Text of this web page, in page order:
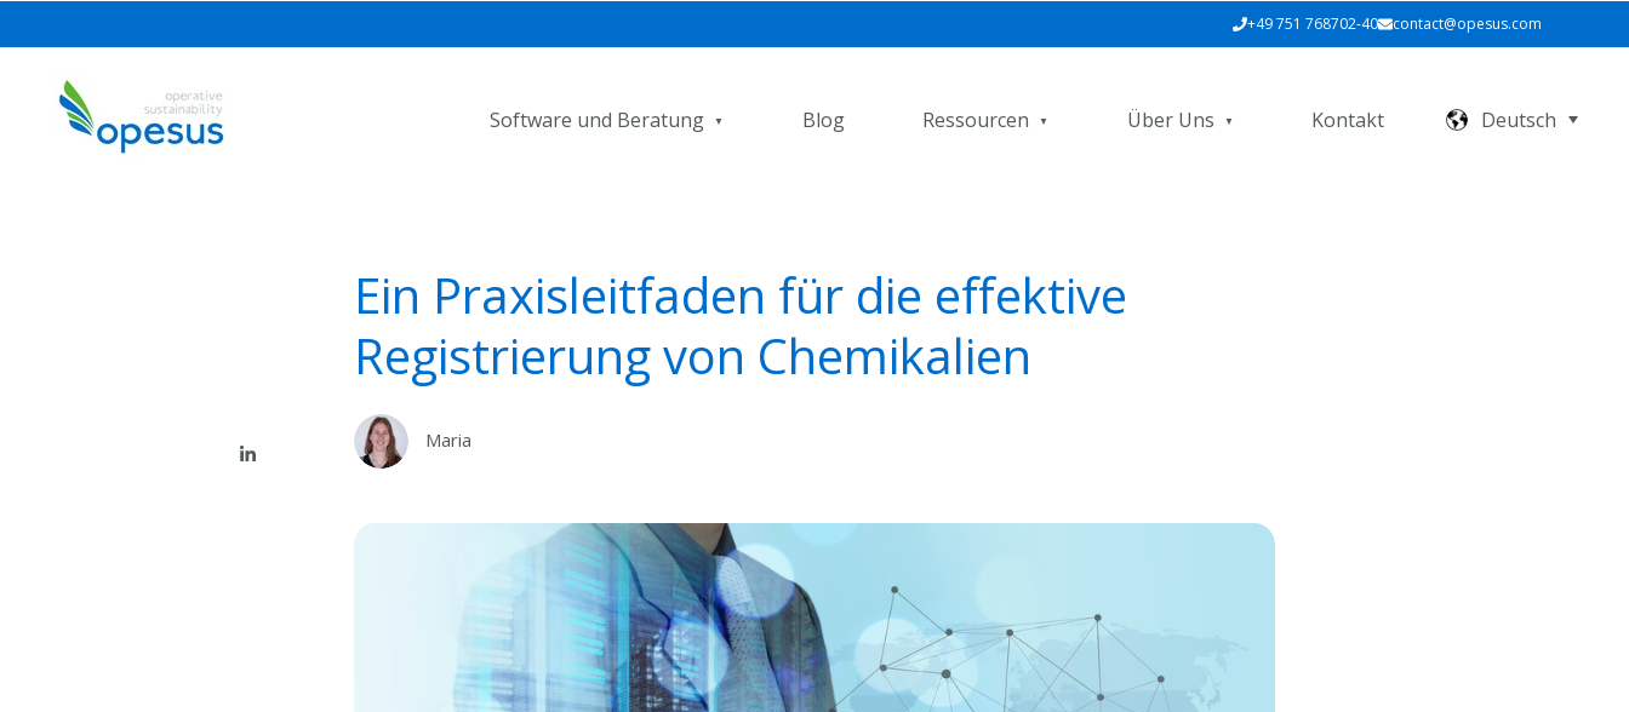
+49 751 768702-40 contact@opesus.com
Software und Beratung Blog Ressourcen Über Uns Kontakt Deutsch
Ein Praxisleitfaden für die effektive
Registrierung von Chemikalien
Maria